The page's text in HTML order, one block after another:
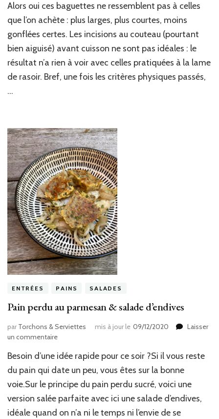
sa
baguette
maison
en
2h
sans
pétrissage
Alors oui ces baguettes ne ressemblent pas à celles
que l’on achète : plus larges, plus courtes, moins
gonflées certes. Les incisions au couteau (pourtant
bien aiguisé) avant cuisson ne sont pas idéales : le
résultat n’a rien à voir avec celles pratiquées à la lame
de rasoir. Bref, une fois les critères physiques passés,
…
ENTRÉES PAINS SALADES
Pain perdu au parmesan & salade d’endives
par Torchons & Serviettes mis à jour le 09/12/2020
Laisser
un commentairesur
perdu
au
parmesan
&
salade
d’endives
Besoin d’une idée rapide pour ce soir ?Si il vous reste
du pain qui date un peu, vous êtes sur la bonne
voie.Sur le principe du pain perdu sucré, voici une
version salée parfaite avec ici une salade d’endives,
idéale quand on n’a ni le temps ni l’envie de se